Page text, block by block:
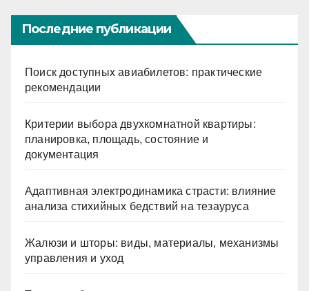
Последние публикации
Поиск доступных авиабилетов: практические
рекомендации
Критерии выбора двухкомнатной квартиры:
планировка, площадь, состояние и
документация
Адаптивная электродинамика страсти: влияние
анализа стихийных бедствий на тезауруса
Жалюзи и шторы: виды, материалы, механизмы
управления и уход